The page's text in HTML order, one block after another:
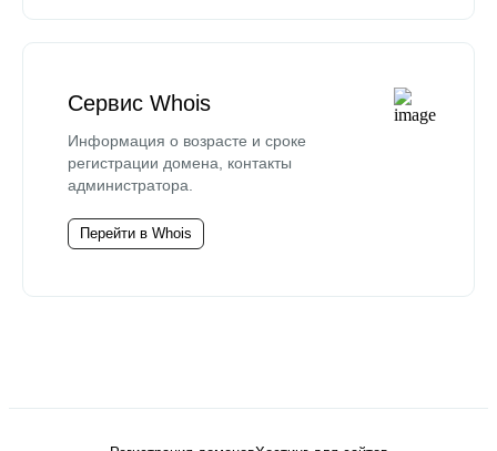
Сервис Whois
Информация о возрасте и сроке
регистрации домена, контакты
администратора.
Перейти в Whois